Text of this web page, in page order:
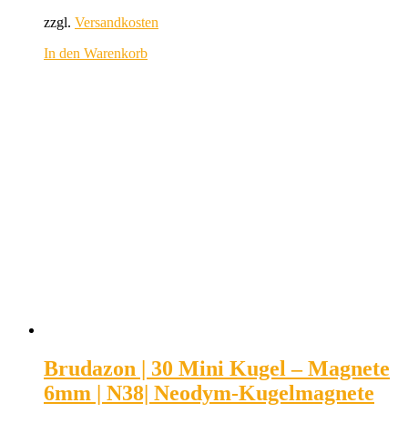
zzgl. Versandkosten
In den Warenkorb
Brudazon | 30 Mini Kugel – Magnete
6mm | N38| Neodym-Kugelmagnete